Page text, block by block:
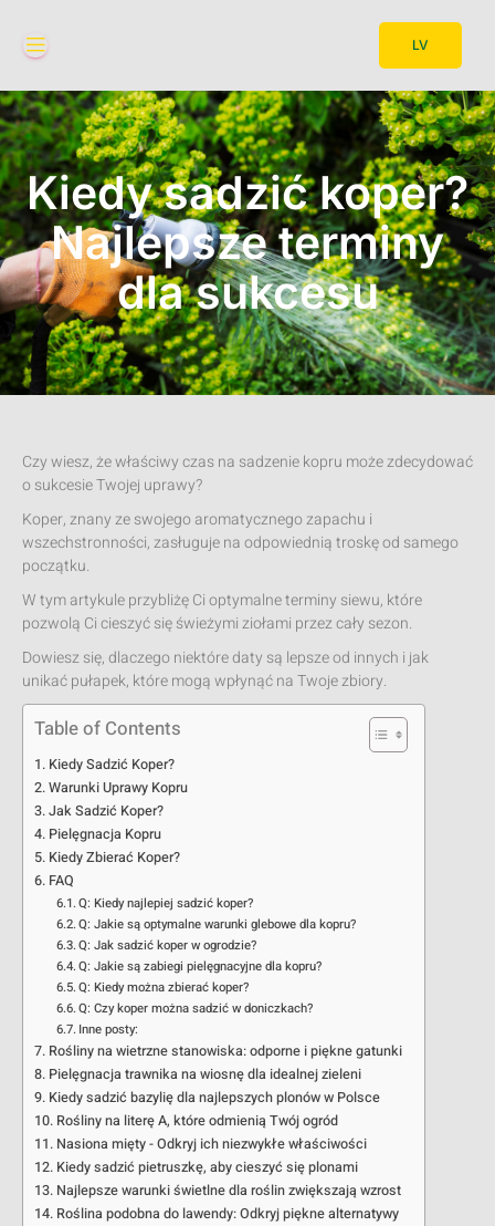
LV
Kiedy sadzić koper?
Najlepsze terminy
dla sukcesu
Czy wiesz, że właściwy czas na sadzenie kopru może zdecydować
o sukcesie Twojej uprawy?
Koper, znany ze swojego aromatycznego zapachu i
wszechstronności, zasługuje na odpowiednią troskę od samego
początku.
W tym artykule przybliżę Ci optymalne terminy siewu, które
pozwolą Ci cieszyć się świeżymi ziołami przez cały sezon.
Dowiesz się, dlaczego niektóre daty są lepsze od innych i jak
unikać pułapek, które mogą wpłynąć na Twoje zbiory.
Table of Contents
Kiedy Sadzić Koper?
Warunki Uprawy Kopru
Jak Sadzić Koper?
Pielęgnacja Kopru
Kiedy Zbierać Koper?
FAQ
Q: Kiedy najlepiej sadzić koper?
Q: Jakie są optymalne warunki glebowe dla kopru?
Q: Jak sadzić koper w ogrodzie?
Q: Jakie są zabiegi pielęgnacyjne dla kopru?
Q: Kiedy można zbierać koper?
Q: Czy koper można sadzić w doniczkach?
Inne posty:
Rośliny na wietrzne stanowiska: odporne i piękne gatunki
Pielęgnacja trawnika na wiosnę dla idealnej zieleni
Kiedy sadzić bazylię dla najlepszych plonów w Polsce
Rośliny na literę A, które odmienią Twój ogród
Nasiona mięty - Odkryj ich niezwykłe właściwości
Kiedy sadzić pietruszkę, aby cieszyć się plonami
Najlepsze warunki świetlne dla roślin zwiększają wzrost
Roślina podobna do lawendy: Odkryj piękne alternatywy